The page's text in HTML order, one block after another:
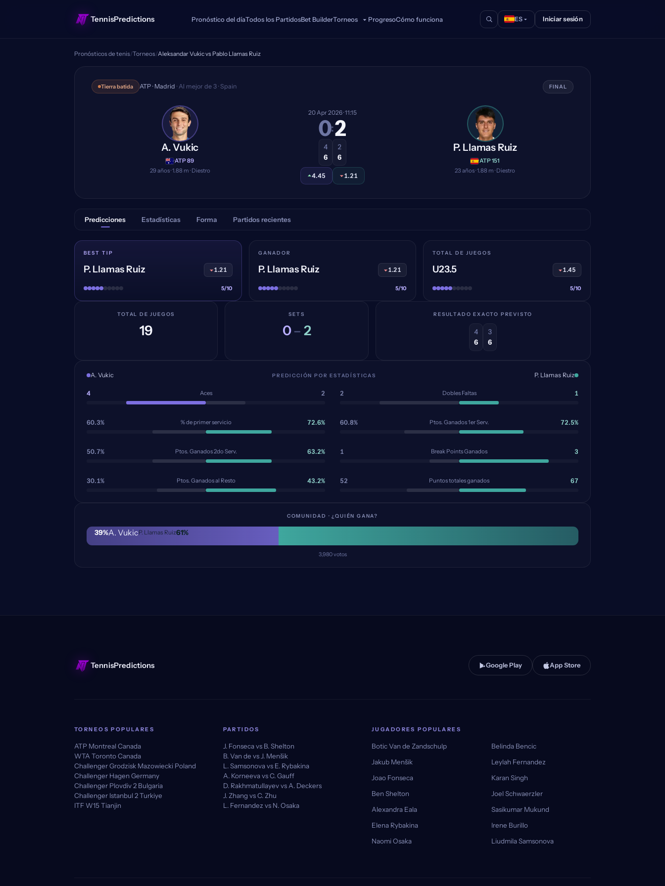
TennisPredictions Pronóstico del díaTodos los PartidosBet BuilderTorneos ProgresoCómo funciona ES Iniciar sesión
Aleksandar Vukic vs Pablo Llamas Ruiz — Pronóstico
Pronósticos de tenis/Torneos/Aleksandar Vukic vs Pablo Llamas Ruiz
Tierra batida ATP · Madrid · Al mejor de 3 · Spain FINAL
A. Vukic
·ATP 89
29 años · 1.88 m · Diestro
20 Apr 2026· 11:15
0:2
4
6
2
6
4.45 1.21
P. Llamas Ruiz
·ATP 151
23 años · 1.88 m · Diestro
Predicciones Estadísticas Forma Partidos recientes
BEST TIP
P. Llamas Ruiz 1.21
5/10
GANADOR
P. Llamas Ruiz 1.21
5/10
TOTAL DE JUEGOS
U23.5 1.45
5/10
TOTAL DE JUEGOS
19
SETS
0 – 2
RESULTADO EXACTO PREVISTO
4
6
3
6
A. Vukic PREDICCIÓN POR ESTADÍSTICAS P. Llamas Ruiz
4 Aces 2 2 Dobles Faltas 1
60.3% % de primer servicio 72.6% 60.8% Ptos. Ganados 1er Serv. 72.5%
50.7% Ptos. Ganados 2do Serv. 63.2% 1 Break Points Ganados 3
30.1% Ptos. Ganados al Resto 43.2% 52 Puntos totales ganados 67
COMUNIDAD · ¿QUIÉN GANA?
39%A. VukicP. Llamas Ruiz61%
3,980votos
TennisPredictions Google Play App Store
TORNEOS POPULARES
ATP Montreal Canada
WTA Toronto Canada
Challenger Grodzisk Mazowiecki Poland
Challenger Hagen Germany
Challenger Plovdiv 2 Bulgaria
Challenger Istanbul 2 Turkiye
ITF W15 Tianjin
PARTIDOS
J. Fonseca vs B. Shelton
B. Van de vs J. Menšik
L. Samsonova vs E. Rybakina
A. Korneeva vs C. Gauff
D. Rakhmatullayev vs A. Deckers
J. Zhang vs C. Zhu
L. Fernandez vs N. Osaka
JUGADORES POPULARES
Botic Van de Zandschulp
Jakub Menšik
Joao Fonseca
Ben Shelton
Alexandra Eala
Elena Rybakina
Naomi Osaka
Belinda Bencic
Leylah Fernandez
Karan Singh
Joel Schwaerzler
Sasikumar Mukund
Irene Burillo
Liudmila Samsonova